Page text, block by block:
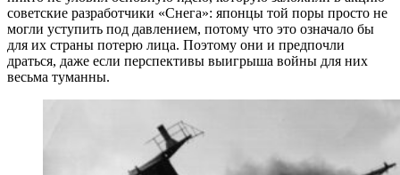
советские разработчики «Снега»: японцы той поры просто не
могли уступить под давлением, потому что это означало бы
для их страны потерю лица. Поэтому они и предпочли
драться, даже если перспективы выигрыша войны для них
весьма туманны.